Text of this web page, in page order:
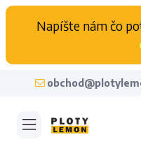
Napíšte nám čo